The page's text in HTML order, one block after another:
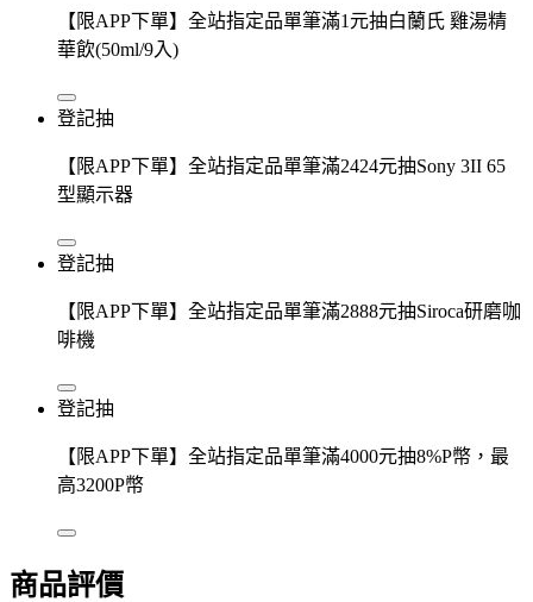
【限APP下單】全站指定品單筆滿1元抽白蘭氏 雞湯精
華飲(50ml/9入)
登記抽
【限APP下單】全站指定品單筆滿2424元抽Sony 3II 65
型顯示器
登記抽
【限APP下單】全站指定品單筆滿2888元抽Siroca研磨咖
啡機
登記抽
【限APP下單】全站指定品單筆滿4000元抽8%P幣，最
高3200P幣
商品評價